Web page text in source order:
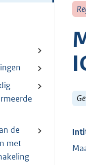
de
met